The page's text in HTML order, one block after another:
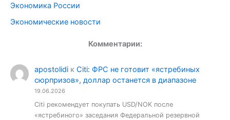
Экономика России
Экономические новости
Комментарии:
apostolidi кCiti: ФРС не готовит «ястребиных
сюрпризов», доллар останется в диапазоне
19.06.2026
Citi рекомендует покупать USD/NOK после
«ястребиного» заседания Федеральной резервной